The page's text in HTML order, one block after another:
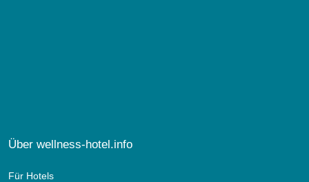
Über wellness-hotel.info
Für Hotels